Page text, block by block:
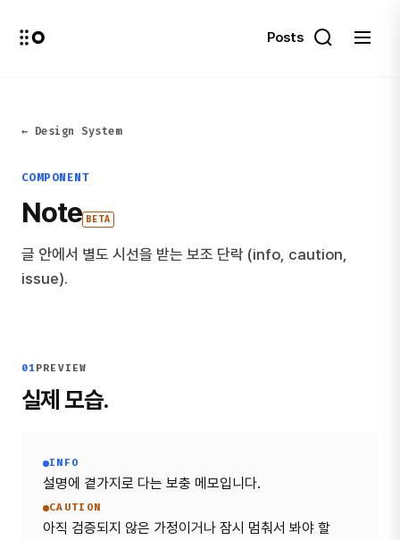
Posts
← Design System
COMPONENT
Note BETA
글 안에서 별도 시선을 받는 보조 단락 (info, caution,
issue).
01PREVIEW
실제 모습.
INFO
설명에 곁가지로 다는 보충 메모입니다.
CAUTION
아직 검증되지 않은 가정이거나 잠시 멈춰서 봐야 할